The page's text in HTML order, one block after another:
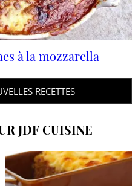
à la mozzarella
RECETTES
JDF CUISINE